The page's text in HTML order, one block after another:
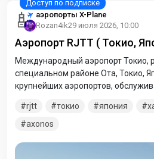
аэропорты X-Plane
Rozan4ik29 июля 2026, 10:00
Аэропорт RJTT ( Токио,
Международный аэропорт Токио,
специальном районе Ота, Токио,
крупнейших аэропортов,
первоначально был основным
однако сегодня он разделяет
внутренние рейсы в и из Токио, в
rjtt токио япония
axonos